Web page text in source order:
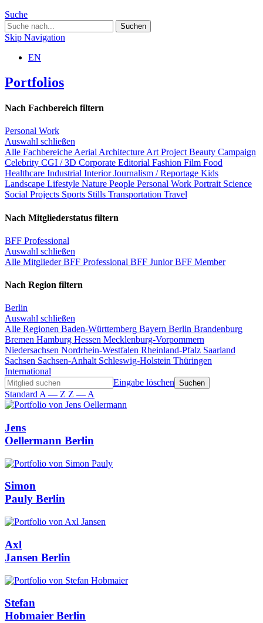
Suche
Skip Navigation
EN
Portfolios
Nach Fachbereich filtern
Personal Work
Auswahl schließen
Alle Fachbereiche Aerial Architecture Art Project Beauty Campaign
Celebrity CGI / 3D Corporate Editorial Fashion Film Food
Healthcare Industrial InteriorJournalism / Reportage Kids
Landscape Lifestyle Nature People Personal Work Portrait Science
Social Projects Sports Stills Transportation Travel
Nach Mitgliederstatus filtern
BFF Professional
Auswahl schließen
Alle MitgliederBFF Professional BFF JuniorBFF Member
Nach Region filtern
Berlin
Auswahl schließen
Alle Regionen Baden-Württemberg Bayern Berlin Brandenburg
Bremen Hamburg Hessen Mecklenburg-Vorpommern
Niedersachsen Nordrhein-Westfalen Rheinland-Pfalz Saarland
Sachsen Sachsen-Anhalt Schleswig-Holstein Thüringen
International
Eingabe löschen
Standard A — Z Z — A
Jens
Oellermann Berlin
Simon
Pauly Berlin
Axl
Jansen Berlin
Stefan
Hobmaier Berlin